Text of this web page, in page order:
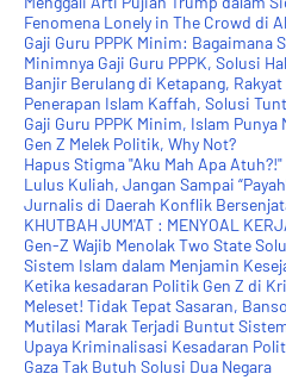
Fenomena Lonely in The Crowd di
Gaji Guru PPPK Minim: Bagaimana
Minimnya Gaji Guru PPPK, Solusi
Banjir Berulang di Ketapang,
Penerapan Islam Kaffah, Solusi
Gaji Guru PPPK Minim, Islam
Gen Z Melek Politik, Why Not?
Hapus Stigma "Aku Mah Apa Atuh?!"
Lulus Kuliah, Jangan Sampai
Jurnalis di Daerah Konflik
KHUTBAH JUM'AT : MENYOAL
Gen-Z Wajib Menolak Two State
Sistem Islam dalam Menjamin
Ketika kesadaran Politik Gen Z di
Meleset! Tidak Tepat Sasaran,
Mutilasi Marak Terjadi Buntut
Upaya Kriminalisasi Kesadaran
Gaza Tak Butuh Solusi Dua Negara